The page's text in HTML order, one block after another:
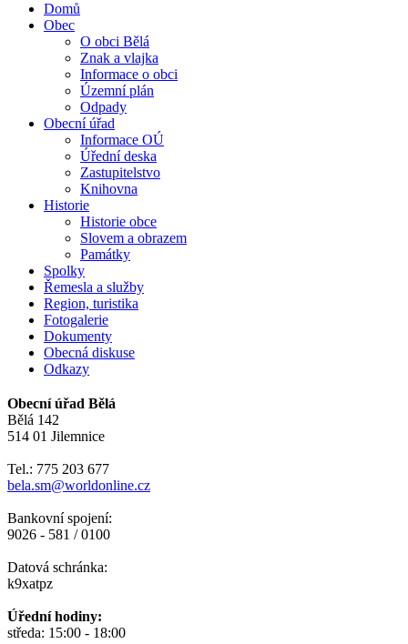
Domů
Obec
O obci Bělá
Znak a vlajka
Informace o obci
Územní plán
Odpady
Obecní úřad
Informace OÚ
Úřední deska
Zastupitelstvo
Knihovna
Historie
Historie obce
Slovem a obrazem
Památky
Spolky
Řemesla a služby
Region, turistika
Fotogalerie
Dokumenty
Obecná diskuse
Odkazy
Obecní úřad Bělá
Bělá 142
514 01 Jilemnice
Tel.: 775 203 677
bela.sm@worldonline.cz
Bankovní spojení:
9026 - 581 / 0100
Datová schránka:
k9xatpz
Úřední hodiny:
středa: 15:00 - 18:00